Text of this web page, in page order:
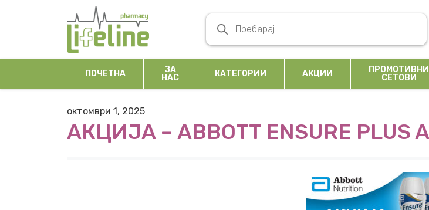
Main Navigation
Products search
ПОЧЕТНА
ЗА
НАС
КАТЕГОРИИ АКЦИИ
ПРОМОТИВНИ
СЕТОВИ
октомври 1, 2025
АКЦИЈА – ABBOTT ENSURE PLUS